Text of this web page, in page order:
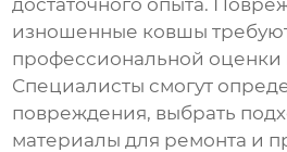
достаточного опыта.
изношенные ковшы
профессиональной оценки
Специалисты смогут
повреждения, выбрать
материалы для ремонта и